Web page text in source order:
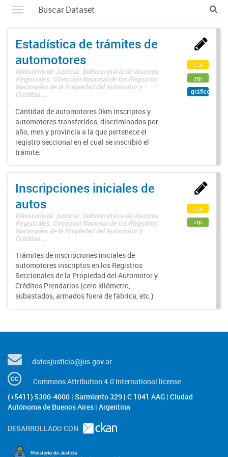
Estadística de trámites de
automotores
Ministerio de Justicia. Subsecretaría de Asuntos
Registrales. Dirección Nacional de los Registros
Nacionales de la Propiedad del Automotor y
Créditos ...
Cantidad de automotores 0km inscriptos y
automotores transferidos, discriminados por
año, mes y provincia a la que pertenece el
registro seccional en el cual se inscribió el
trámite.
csv
zip
gráfico
Inscripciones iniciales de
autos
Ministerio de Justicia. Subsecretaría de Asuntos
Registrales. Dirección Nacional de los Registros
Nacionales de la Propiedad del Automotor y
Créditos ...
Trámites de inscripciones iniciales de
automotores inscriptos en los Registros
Seccionales de la Propiedad del Automotor y
Créditos Prendarios (cero kilómetro,
subastados, armados fuera de fábrica, etc.)
csv
zip
datosjusticia@jus.gov.ar
Commons Attribution 4.0 International license
(+5411) 5300-4000 | Sarmiento 329 | C 1041 AAG | Ciudad
Autónoma de Buenos Aires | Argentina
DESARROLLADO CON